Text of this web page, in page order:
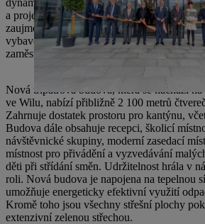
dynamický,“ uvedla členka Rady guvernérů
a projekt ocenila. Starosta Hans Mäder
zaujme moderním, příjemným designem a
vybavením.“ Návštěvníci se cítí okamžitě
zaměstnanci si užijí příjemnou atmosféru.“
Nová třípatrová budova, která se nachází na
ve Wilu, nabízí přibližně 2 100 metrů
Zahrnuje dostatek prostoru pro kantýnu,
Budova dále obsahuje recepci, školicí
návštěvnické skupiny, moderní zasedací
místnost pro přivádění a vyzvedávání
děti při střídání směn. Udržitelnost hrála v
roli. Nová budova je napojena na tepelnou
umožňuje energeticky efektivní využití
Kromě toho jsou všechny střešní plochy
extenzivní zelenou střechou.